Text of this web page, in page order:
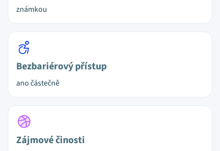
známkou
Bezbariérový přístup
ano částečně
Zájmové činosti